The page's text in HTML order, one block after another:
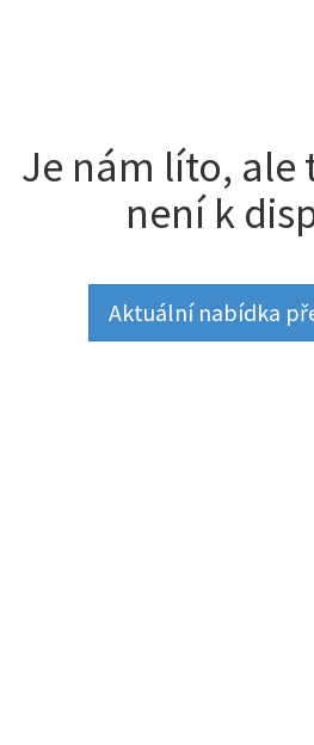
Je nám líto, ale
není k
Aktuální nabídka